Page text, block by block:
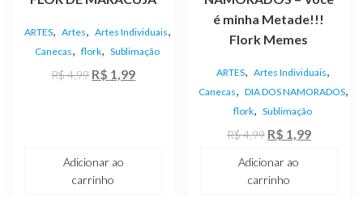
ARTES, Artes, Artes Individuais,
Canecas, flork, Sublimação
R$4,99 O
R$ 1,99O
Adicionar ao
carrinho
é minha Metade!!!
Flork Memes
ARTES, Artes Individuais,
Canecas, DIA DOS NAMORADOS,
flork, Sublimação
R$4,99 O
original
R$ 1,99O
Adicionar ao
carrinho